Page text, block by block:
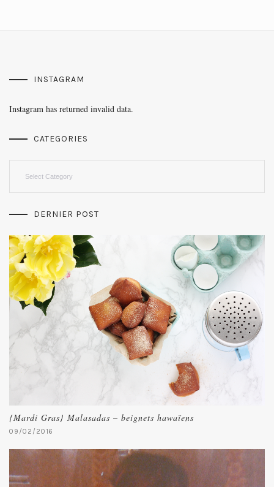
INSTAGRAM
Instagram has returned invalid data.
CATEGORIES
DERNIER POST
{Mardi Gras} Malasadas – beignets hawaïens
09/02/2016